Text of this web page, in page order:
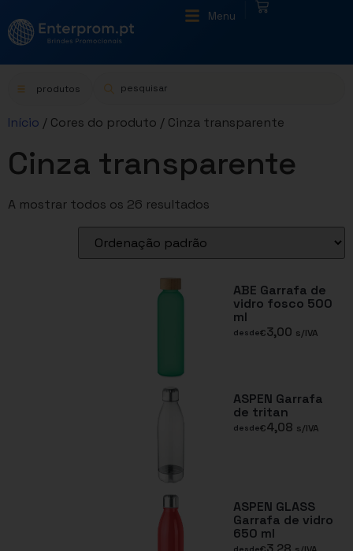
Menu
produtos
Início / Cores do produto / Cinza transparente
Cinza transparente
A mostrar todos os 26 resultados
ABE Garrafa de
vidro fosco 500
ml
desde€3,00 s/IVA
ASPEN Garrafa
de tritan
desde€4,08 s/IVA
ASPEN GLASS
Garrafa de vidro
650 ml